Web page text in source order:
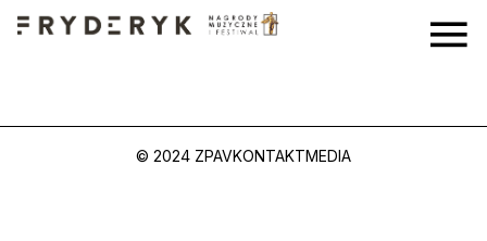
© 2024 ZPAVKONTAKTMEDIA